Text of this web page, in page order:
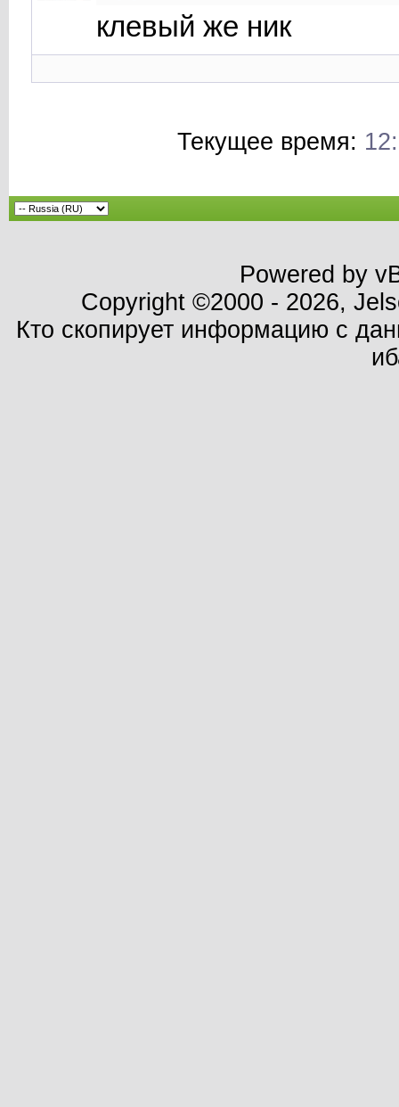
клевый же ник
Текущее время:
Powered by
Copyright ©2000 - 2026,
Кто скопирует информацию с